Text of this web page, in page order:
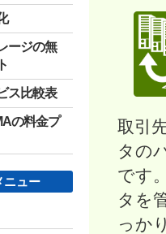
取引
タの
です
タを
っか
ージの無
ス比較表
の料金プ
ニュー